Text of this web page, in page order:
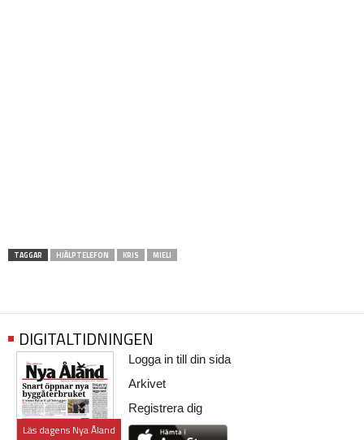
TAGGAR HJÄLPTELEFON KRIS MIELI
DIGITALTIDNINGEN
Läs dagens Nya Åland
Logga in till din sida
Arkivet
Registrera dig